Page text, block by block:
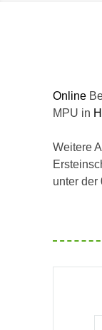
Online
MPU in
Weitere
unter der